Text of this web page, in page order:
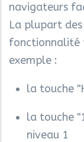
navigateurs
La plupart
fonctionnalité
exemple :
la touche
la touche
niveau 1